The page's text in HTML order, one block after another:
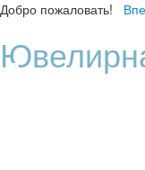
Добро пожаловать!
Диана